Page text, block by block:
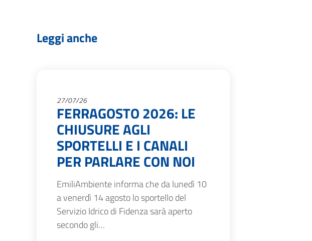
Leggi anche
27/07/26
FERRAGOSTO 2026: LE
CHIUSURE AGLI
SPORTELLI E I CANALI
PER PARLARE CON NOI
EmiliAmbiente informa che da lunedì 10
a venerdì 14 agosto lo sportello del
Servizio Idrico di Fidenza sarà aperto
secondo gli…